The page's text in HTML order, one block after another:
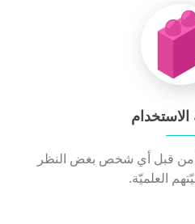
من قبل أي شخص بغض النظر
العلميّة.